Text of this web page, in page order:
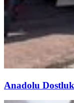
Anadolu